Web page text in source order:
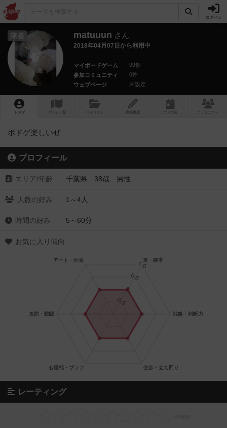
ログイン
隊長 matuuun さん
2018年04月07日から利用中
マイボードゲーム
99個
参加コミュニティ
0件
ウェブページ
未設定
トップ ゲーム一覧 マイリスト 投稿履歴 ボ ドゲ コミュニティ
ボドゲ楽しいぜ
プロフィール
エリア/年齡 千葉県 38歳 男性
人数の好み 1～4人
時間の好み 5～60分
お気に入り傾向
レーティング